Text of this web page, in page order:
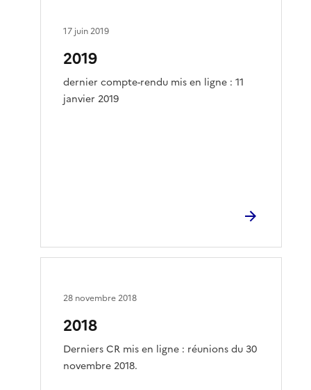
2019
dernier compte-rendu mis en ligne : 11
janvier 2019
17 juin 2019
2018
Derniers CR mis en ligne : réunions du 30
novembre 2018.
28 novembre 2018